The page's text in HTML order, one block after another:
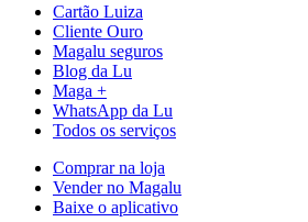
Cartão Luiza
Cliente Ouro
Magalu seguros
Blog da Lu
Maga +
WhatsApp da Lu
Todos os serviços
Comprar na loja
Vender no Magalu
Baixe o aplicativo